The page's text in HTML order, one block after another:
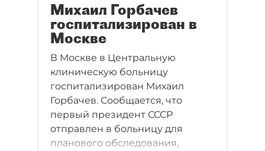
Михаил Горбачев
госпитализирован в
Москве
В Москве в Центральную
клиническую больницу
госпитализирован Михаил
Горбачев. Сообщается, что
первый президент СССР
отправлен в больницу для
планового обследования,